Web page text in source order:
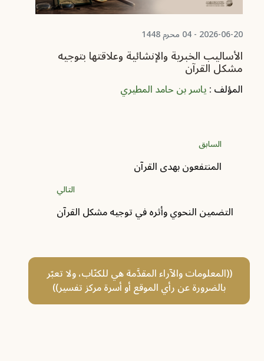
2026-06-20 - 04 محرم 1448
الأساليب الخبرية والإنشائية وعلاقتها بتوجيه
مشكل القرآن
المؤلف :ياسر بن حامد المطيري
السابق
المنتفعون بهدى القرآن
التالي
التضمين النحوي وأثره في توجيه مشكل القرآن
((المعلومات والآراء المقدَّمة هي للكتّاب، ولا تعبّر
بالضرورة عن رأي الموقع أو أسرة مركز تفسير))